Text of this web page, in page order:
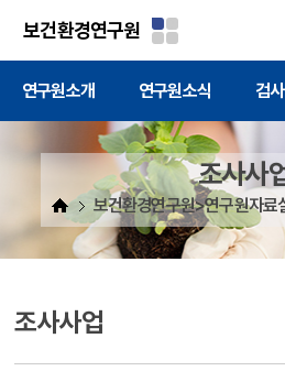
보건환경연구원
연구원소개 연구원소식 검
조사사
보건환경연구원>연구원자료
조사사업